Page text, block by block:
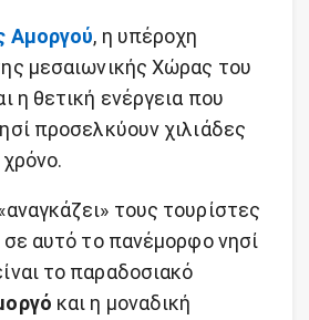
Αμοργού, η υπέροχη
μεσαιωνικής Χώρας του
η θετική ενέργεια που
προσελκύουν χιλιάδες
τους τουρίστες
σε αυτό το πανέμορφο νησί
το παραδοσιακό
και η μοναδική